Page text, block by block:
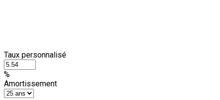
Taux personnalisé
%
Amortissement